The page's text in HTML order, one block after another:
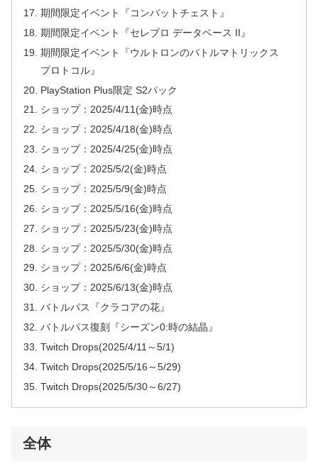
期間限定イベント『コンバットチェスト』
期間限定イベント『セレブロ データベース II』
期間限定イベント『ウルトロンのバトルマトリックス
プロトコル』
PlayStation Plus限定 S2パック
ショップ：2025/4/11(金)時点
ショップ：2025/4/18(金)時点
ショップ：2025/4/25(金)時点
ショップ：2025/5/2(金)時点
ショップ：2025/5/9(金)時点
ショップ：2025/5/16(金)時点
ショップ：2025/5/23(金)時点
ショップ：2025/5/30(金)時点
ショップ：2025/6/6(金)時点
ショップ：2025/6/13(金)時点
バトルパス『クラコアの花』
バトルパス復刻『シーズン0:時の結晶』
Twitch Drops(2025/4/11～5/1)
Twitch Drops(2025/5/16～5/29)
Twitch Drops(2025/5/30～6/27)
全体